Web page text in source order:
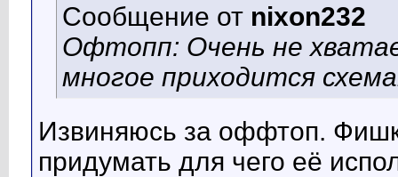
Сообщение от nixon232
Офтопп: Очень не
многое приходится
Извиняюсь за оффтоп.
придумать для чего её